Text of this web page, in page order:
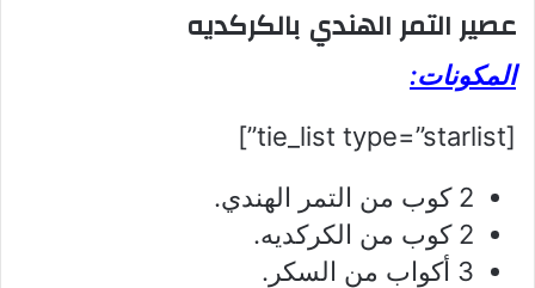
عصير التمر الهندي بالكركديه
المكونات:
[tie_list type=”starlist”]
2 كوب من التمر الهندي.
2 كوب من الكركديه.
3 أكواب من السكر.